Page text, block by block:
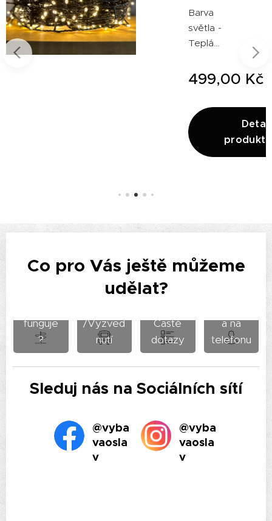
Barva
světla -
Teplá
Počet
LED - 1
Počet
režimů -
8 ×
IP44
499,00 Kč
Detail
produktu
Co pro Vás ještě můžeme
udělat?
funguje
?
/Vyzved
nutí
Časté
dotazy
a na
telefonu
Sleduj nás na Sociálních sítí
@vyba
vaosla
v
@vyba
vaosla
v